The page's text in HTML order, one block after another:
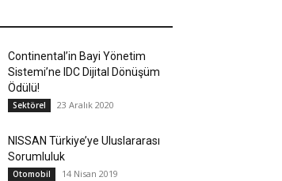
Continental’in Bayi Yönetim
Sistemi’ne IDC Dijital Dönüşüm
Ödülü!
Sektörel 23 Aralık 2020
NISSAN Türkiye’ye Uluslararası
Sorumluluk
Otomobil 14 Nisan 2019